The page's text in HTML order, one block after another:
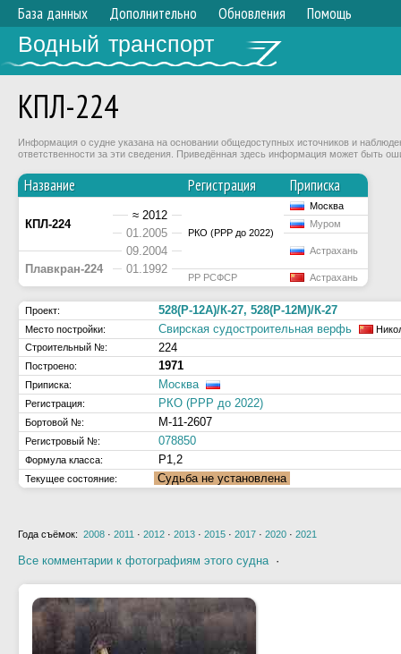
База данных Дополнительно Обновления Помощь
Водный транспорт
КПЛ-224
Информация о судне указана на основании общедоступных источников и
ответственности за эти сведения. Приведённая здесь информация может быть
Название Регистрация Приписка
КПЛ-224
≈ 2012
РКО (РРР до 2022)
Москва
01.2005
Муром
09.2004 Астрахань
Плавкран-224 01.1992
РР РСФСР Астрахань
Проект: 528(Р-12А)/К-27, 528(Р-12М)/К-27
Место постройки: Свирская судостроительная верфь
Строительный №:
224
Построено: 1971
Приписка: Москва
Регистрация: РКО (РРР до 2022)
Бортовой №: М-11-2607
Регистровый №: 078850
Формула класса: Р1,2
Текущее состояние: Судьба не установлена
Года съёмок: 2008 · 2011 · 2012 · 2013 · 2015 · 2017 · 2020 · 2021
Все комментарии к фотографиям этого судна·